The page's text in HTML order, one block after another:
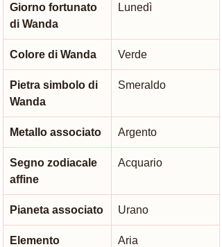
Giorno fortunato
di Wanda
Lunedì
Colore di Wanda Verde
Pietra simbolo di
Wanda
Smeraldo
Metallo associato Argento
Segno zodiacale
affine
Acquario
Pianeta associato Urano
Elemento
Aria